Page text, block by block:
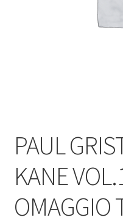
PAUL
KANE
OMAGGIO